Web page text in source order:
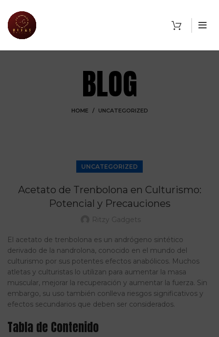
BLOG
HOME UNCATEGORIZED
UNCATEGORIZED
Acetato de Trenbolona en Culturismo:
Potencial y Precauciones
Ritzy Gadgets
El acetato de trenbolona es un andrógeno sintético
derivado de la nandrolona, conocido en el mundo del
culturismo por sus potentes efectos anabólicos. Muchos
atletas y culturistas lo utilizan para aumentar la masa
muscular, mejorar la recuperación y aumentar la fuerza. Sin
embargo, su uso también conlleva riesgos significativos y
efectos secundarios que deben ser considerados.
Tabla de Contenido